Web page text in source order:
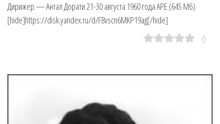
Дирижер — Антал Дорати 21-30 августа 1960 года APE (645 Мб)
[hide]https://disk.yandex.ru/d/F8vscn6MKP19ag[/hide]
0